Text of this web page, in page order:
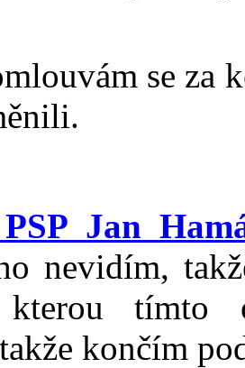
se za
Jan
nevidím,
kterou tímto
končím